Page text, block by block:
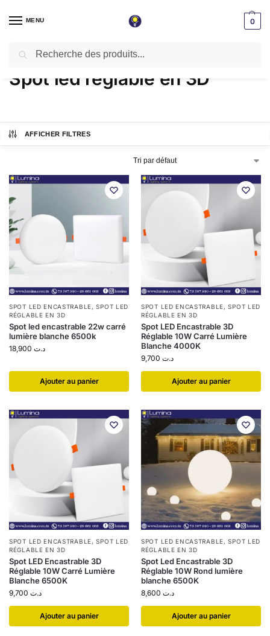
MENU 0
Accueil / Spot LED encastrable Spot led réglable en 3D
Spot led réglable en 3D
AFFICHER FILTRES
SPOT LED ENCASTRABLE,SPOT LED
RÉGLABLE EN 3D
Spot led encastrable 22w carré
lumière blanche 6500k
د.ت
Ajouter au panier
SPOT LED ENCASTRABLE,SPOT LED
RÉGLABLE EN 3D
Spot LED Encastrable 3D
Réglable 10W Carré Lumière
Blanche 4000K
د.ت
Ajouter au panier
SPOT LED ENCASTRABLE,SPOT LED
RÉGLABLE EN 3D
Spot LED Encastrable 3D
Réglable 10W Carré Lumière
Blanche 6500K
د.ت
Ajouter au panier
SPOT LED ENCASTRABLE,SPOT LED
RÉGLABLE EN 3D
Spot Led Encastrable 3D
Réglable 10W Rond lumière
blanche 6500K
د.ت
Ajouter au panier